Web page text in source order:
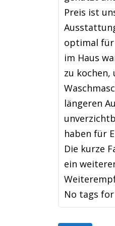
Preis ist
optimal für
im Haus
zu kochen,
längeren
haben für
Die kurze
ein
No tags